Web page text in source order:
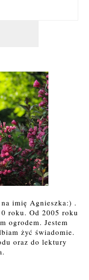
imię Agnieszka:) .
roku. Od 2005 roku
ogrodem. Jestem
żyć świadomie.
oraz do lektury